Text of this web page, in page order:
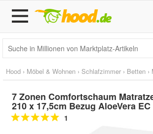
Hood › Möbel & Wohnen › Schlafzimmer › Betten ›
7 Zonen Comfortschaum
210 x 17,5cm Bezug AloeVera EC
1